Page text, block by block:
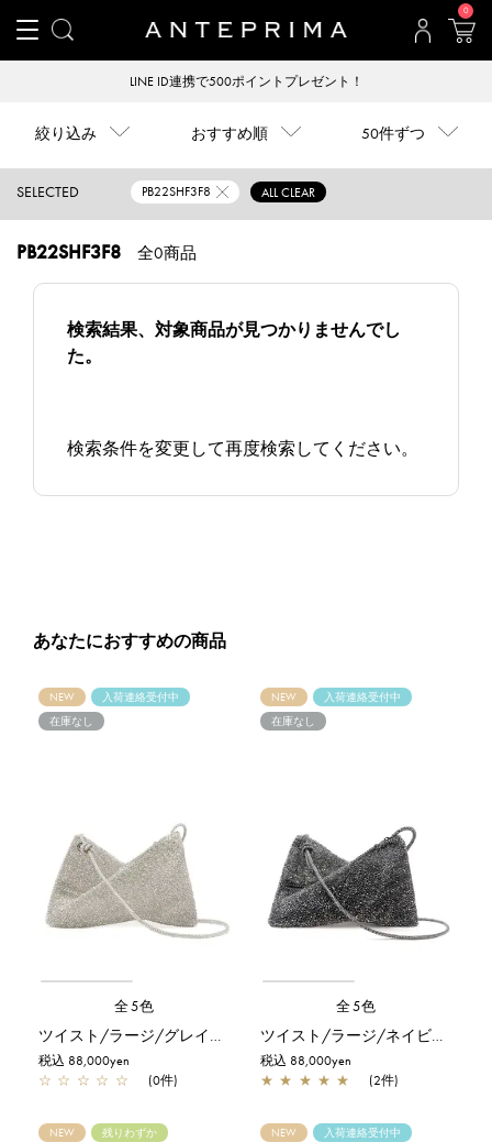
0
LINE ID連携で500ポイントプレゼント！
絞り込み おすすめ順 50件ずつ
SELECTED PB22SHF3F8 ALL CLEAR
PB22SHF3F8 全0商品
検索結果、対象商品が見つかりませんでし
た。
検索条件を変更して再度検索してください。
あなたにおすすめの商品
NEW
入荷連絡受付中
在庫なし
全5色
ツイスト/ラージ/グレイッシュホワイトシルバー
税込 88,000yen
☆ ☆ ☆ ☆ ☆ (0件)
NEW
入荷連絡受付中
在庫なし
全5色
ツイスト/ラージ/ネイビーシルバー
税込 88,000yen
★ ★ ★ ★ ★ (2件)
NEW 残りわずか NEW
入荷連絡受付中